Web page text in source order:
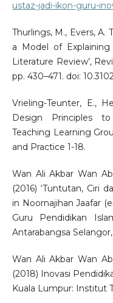
ustaz-jadi-ikon-guru-
Thurlings, M., Evers, A.
a Model of Explaining
Literature Review’,
pp. 430–471. doi:
Vrieling-Teunter, E.,
Design Principles
Teaching Learning
and Practice 1-18.
Wan Ali Akbar Wan
(2016) ‘Tuntutan, Ciri
in Noornajihan Jaafar
Guru Pendidikan
Antarabangsa
Wan Ali Akbar Wan
(2018) Inovasi
Kuala Lumpur: Institut